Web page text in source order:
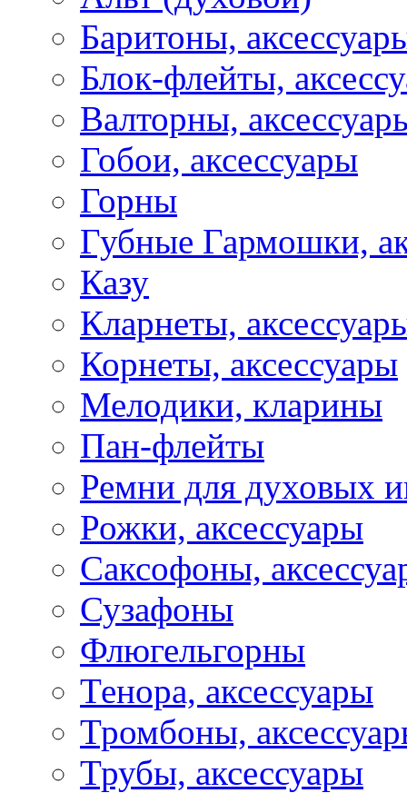
Баритоны,
Блок-флейты,
Валторны,
Гобои, аксессуары
Горны
Губные Гармошки,
Казу
Кларнеты,
Корнеты, аксессуары
Мелодики, кларины
Пан-флейты
Ремни для духовых
Рожки, аксессуары
Саксофоны,
Сузафоны
Флюгельгорны
Тенора, аксессуары
Тромбоны,
Трубы, аксессуары